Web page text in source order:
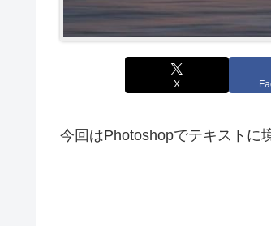
X
今回はPhotoshopでテキストに